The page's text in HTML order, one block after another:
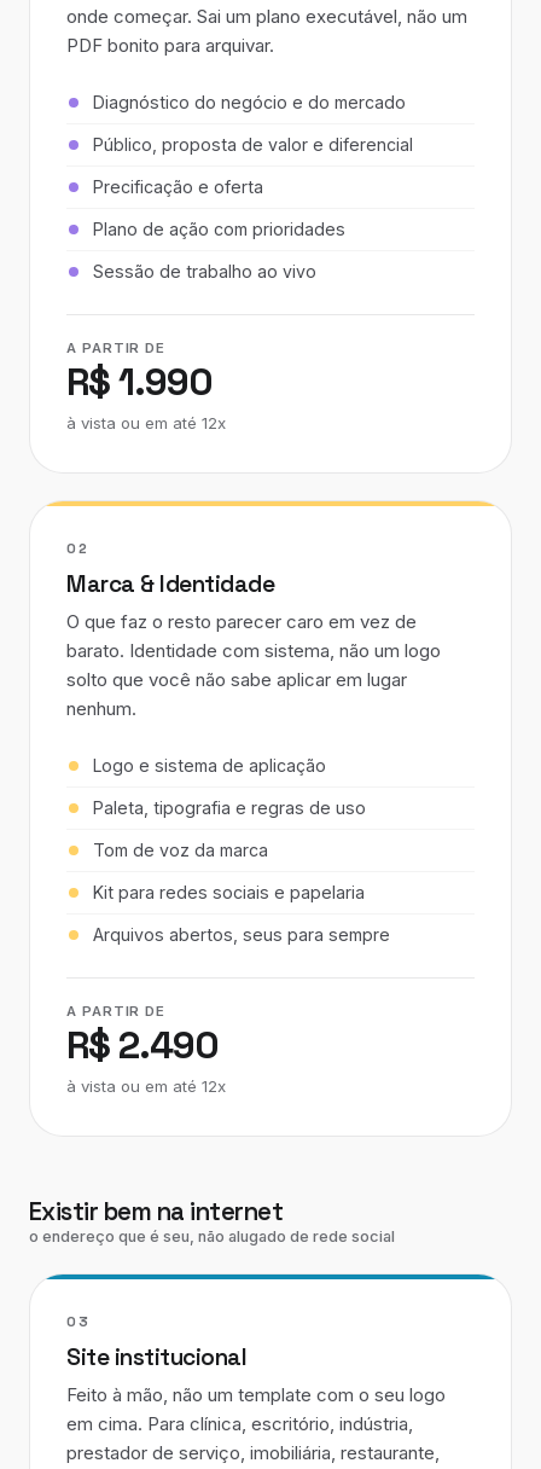
onde começar. Sai um plano executável, não um
PDF bonito para arquivar.
Diagnóstico do negócio e do mercado
Público, proposta de valor e diferencial
Precificação e oferta
Plano de ação com prioridades
Sessão de trabalho ao vivo
A PARTIR DE
R$ 1.990
à vista ou em até 12x
02
Marca & Identidade
O que faz o resto parecer caro em vez de
barato. Identidade com sistema, não um logo
solto que você não sabe aplicar em lugar
nenhum.
Logo e sistema de aplicação
Paleta, tipografia e regras de uso
Tom de voz da marca
Kit para redes sociais e papelaria
Arquivos abertos, seus para sempre
A PARTIR DE
R$ 2.490
à vista ou em até 12x
Existir bem na internet
o endereço que é seu, não alugado de rede social
03
Site institucional
Feito à mão, não um template com o seu logo
em cima. Para clínica, escritório, indústria,
prestador de serviço, imobiliária, restaurante,